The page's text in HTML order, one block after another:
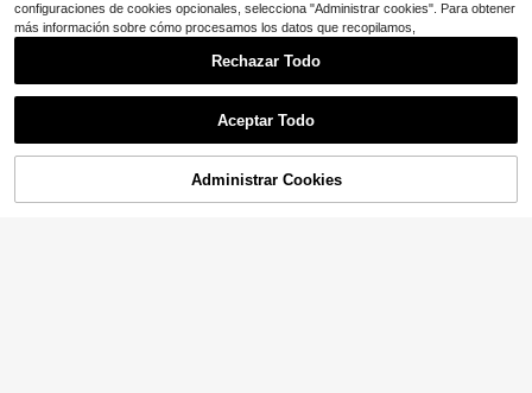
¡47% DE DESCUENTO!
configuraciones de cookies opcionales, selecciona "Administrar cookies". Para obtener
más información sobre cómo procesamos los datos que recopilamos,
Rechazar Todo
Aceptar Todo
Administrar Cookies